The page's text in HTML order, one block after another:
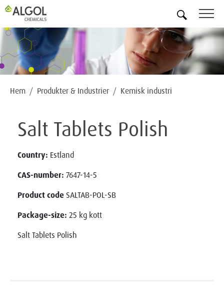
Hem Produkter & Industrier Kemisk industri
Salt Tablets Polish
Country: Estland
CAS-number: 7647-14-5
Product code SALTAB-POL-SB
Package-size: 25 kg kott
Salt Tablets Polish